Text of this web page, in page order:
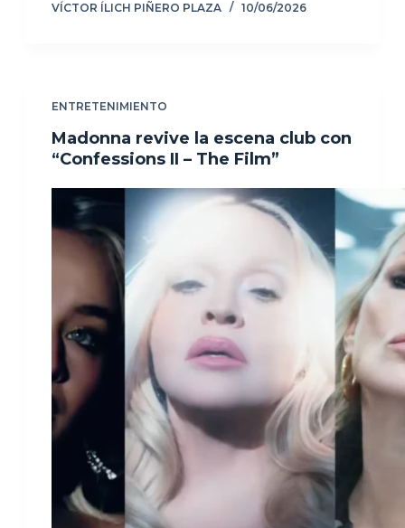
VÍCTOR ÍLICH PIÑERO PLAZA 10/06/2026
ENTRETENIMIENTO
Madonna revive la escena club con
“Confessions II – The Film”